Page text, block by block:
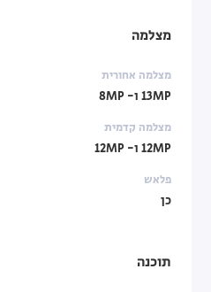
מצלמה
מצלמה אחורית
13MP ו- 8MP
מצלמה קדמית
12MP ו- 12MP
פלאש
כן
תוכנה